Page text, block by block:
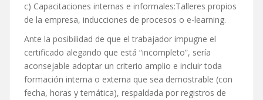
c) Capacitaciones internas e informales:Talleres propios
de la empresa, inducciones de procesos o e-learning.
Ante la posibilidad de que el trabajador impugne el
certificado alegando que está “incompleto”, sería
aconsejable adoptar un criterio amplio e incluir toda
formación interna o externa que sea demostrable (con
fecha, horas y temática), respaldada por registros de